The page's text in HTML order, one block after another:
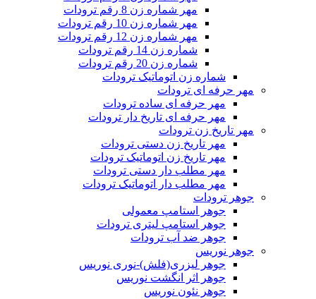
مهر شماره زن 8 رقم ترودات
مهر شماره زن 10 رقم ترودات
مهر شماره زن 12 رقم ترودات
شماره زن 14 رقم ترودات
شماره زن 20 رقم ترودات
شماره زن اتوماتیک ترودات
مهر حرفه ای ترودات
مهر حرفه ای ساده ترودات
مهر حرفه ای تاریخ دار ترودات
مهر تاریخ زن ترودات
مهر تاریخ زن دستی ترودات
مهر تاریخ زن اتوماتیک ترودات
مهر مطلب دار دستی ترودات
مهر مطلب دار اتوماتیک ترودات
جوهر ترودات
جوهر استامپ معمولی
جوهر استامپ لیتری ترودات
جوهر ضد آب ترودات
جوهر نوریس
جوهر لیزری(فلش)-نوری نوریس
جوهر اثر انگشت نوریس
جوهر نئون نوریس